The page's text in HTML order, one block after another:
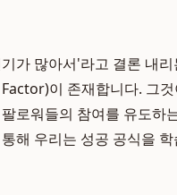
가 많아서'라고 결론 내
이 존재합니다. 그
로워들의 참여를 유도하
해 우리는 성공 공식을